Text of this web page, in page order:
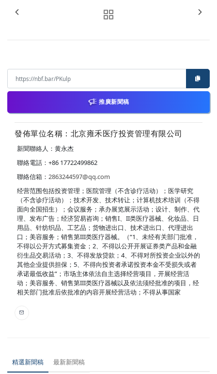
推廣新聞稿
發佈單位名稱：北京雍禾医疗投资管理有限公司
新聞聯絡人：黄永杰
聯絡電話：+86 17722499862
聯絡信箱： 2863244597@qq.com
经营范围包括投资管理；医院管理（不含诊疗活动）；医学研究
（不含诊疗活动）；技术开发、技术转让；计算机技术培训（不得
面向全国招生）；会议服务；承办展览展示活动；设计、制作、代
理、发布广告；经济贸易咨询；销售I、II类医疗器械、化妆品、日
用品、针纺织品、工艺品；货物进出口、技术进出口、代理进出
口；美容服务；销售第III类医疗器械。（“1、未经有关部门批准，
不得以公开方式募集资金；2、不得以公开开展证券类产品和金融
衍生品交易活动；3、不得发放贷款；4、不得对所投资企业以外的
其他企业提供担保；5、不得向投资者承诺投资本金不受损失或者
承诺最低收益”；市场主体依法自主选择经营项目，开展经营活
动；美容服务、销售第III类医疗器械以及依法须经批准的项目，经
相关部门批准后依批准的内容开展经营活动；不得从事国家
精選新聞稿 最新新聞稿